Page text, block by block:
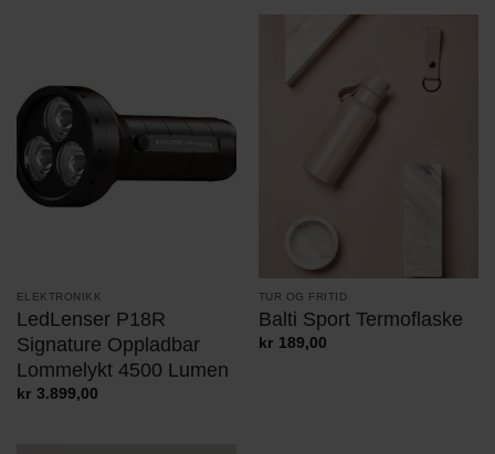
ELEKTRONIKK
LedLenser P18R
Signature Oppladbar
Lommelykt 4500 Lumen
kr 3.899,00
TUR OG FRITID
Balti Sport Termoflaske
kr 189,00